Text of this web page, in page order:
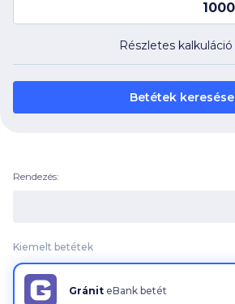
Részletes kalkuláció
Betétek keresése
Kiemelt betétek
Rendezés:
Gránit eBank betét